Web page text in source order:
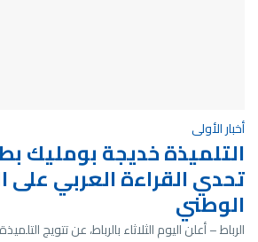
أخبار الأولى
التلميذة خديجة بومليك
تحدي القراءة العربي
الوطني
الرباط – أعلن اليوم الثلاثاء بالرباط، عن تتويج